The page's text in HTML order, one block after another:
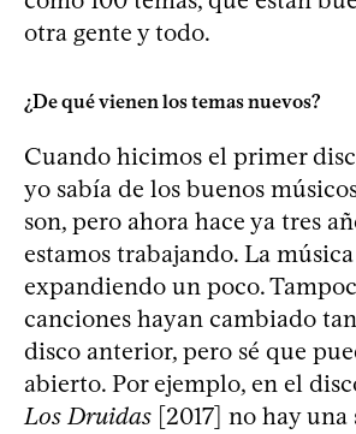
otra gente y todo.
¿De qué vienen los temas nuevos?
Cuando hicimos el primer
yo sabía de los buenos
son, pero ahora hace ya tres
estamos trabajando. La música
expandiendo un poco.
canciones hayan cambiado
disco anterior, pero sé que
abierto. Por ejemplo, en el
Los Druidas [2017] no hay